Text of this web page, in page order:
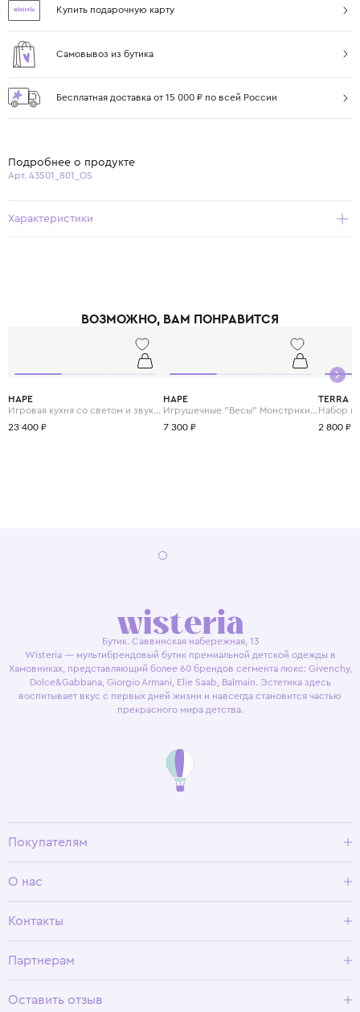
Купить подарочную карту
Самовывоз из бутика
Бесплатная доставка от 15 000 ₽ по всей России
Подробнее о продукте
Арт. 43501_801_OS
Характеристики
ВОЗМОЖНО, ВАМ ПОНРАВИТСЯ
HAPE
Игровая кухня со светом и звуком "Готовим вместе"
23 400 ₽
HAPE
Игрушечные "Весы" Монстрики с брошюрой примеров на сложение и состав числа
7 300 ₽
TERRA
2 800 ₽
Бутик. Саввинская набережная, 13
Wisteria — мультибрендовый бутик премиальной детской одежды в
Хамовниках, представляющий более 60 брендов сегмента люкс: Givenchy,
Dolce&Gabbana, Giorgio Armani, Elie Saab, Balmain. Эстетика здесь
воспитывает вкус с первых дней жизни и навсегда становится частью
прекрасного мира детства.
Покупателям
Условия возврата
О нас
Программа лояльности
Контакты
Партнерам
Оставить отзыв